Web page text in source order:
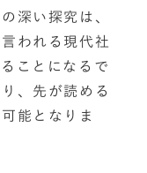
深い探究は、
われる現代社
ことになるで
、先が読める
能となりま